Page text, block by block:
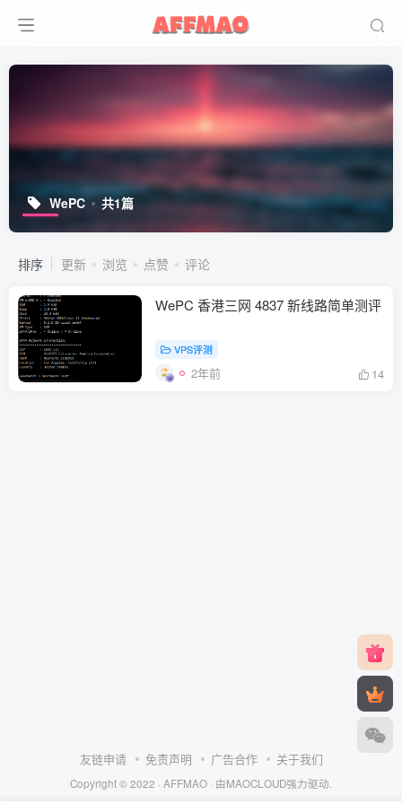
WePC 共1篇
排序 更新 浏览 点赞 评论
WePC 香港三网 4837 新线路简单测评
VPS评测
2年前 14
友链申请 免责声明 广告合作 关于我们
Copyright © 2022 · AFFMAO · 由MAOCLOUD强力驱动.